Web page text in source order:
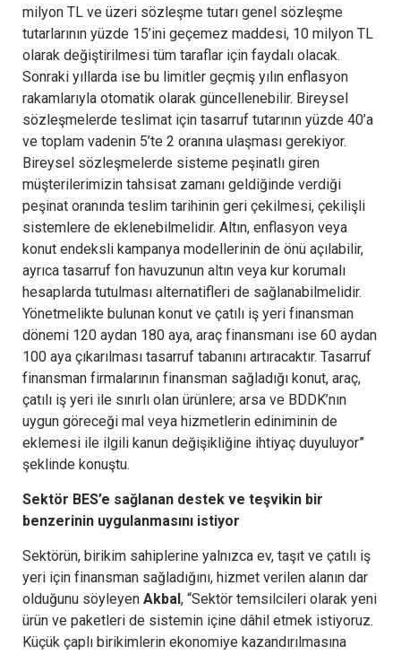
milyon TL ve üzeri sözleşme tutarı genel sözleşme
tutarlarının yüzde 15’ini geçemez maddesi, 10 milyon TL
olarak değiştirilmesi tüm taraflar için faydalı olacak.
Sonraki yıllarda ise bu limitler geçmiş yılın enflasyon
rakamlarıyla otomatik olarak güncellenebilir. Bireysel
sözleşmelerde teslimat için tasarruf tutarının yüzde 40’a
ve toplam vadenin 5’te 2 oranına ulaşması gerekiyor.
Bireysel sözleşmelerde sisteme peşinatlı giren
müşterilerimizin tahsisat zamanı geldiğinde verdiği
peşinat oranında teslim tarihinin geri çekilmesi, çekilişli
sistemlere de eklenebilmelidir. Altın, enflasyon veya
konut endeksli kampanya modellerinin de önü açılabilir,
ayrıca tasarruf fon havuzunun altın veya kur korumalı
hesaplarda tutulması alternatifleri de sağlanabilmelidir.
Yönetmelikte bulunan konut ve çatılı iş yeri finansman
dönemi 120 aydan 180 aya, araç finansmanı ise 60 aydan
100 aya çıkarılması tasarruf tabanını artıracaktır. Tasarruf
finansman firmalarının finansman sağladığı konut, araç,
çatılı iş yeri ile sınırlı olan ürünlere; arsa ve BDDK’nın
uygun göreceği mal veya hizmetlerin ediniminin de
eklemesi ile ilgili kanun değişikliğine ihtiyaç duyuluyor”
şeklinde konuştu.
Sektör BES’e sağlanan destek ve teşvikin bir
benzerinin uygulanmasını istiyor
Sektörün, birikim sahiplerine yalnızca ev, taşıt ve çatılı iş
yeri için finansman sağladığını, hizmet verilen alanın dar
olduğunu söyleyen Akbal, “Sektör temsilcileri olarak yeni
ürün ve paketleri de sistemin içine dâhil etmek istiyoruz.
Küçük çaplı birikimlerin ekonomiye kazandırılmasına